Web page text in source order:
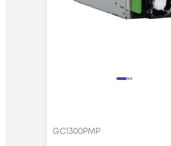
GC1300PMP